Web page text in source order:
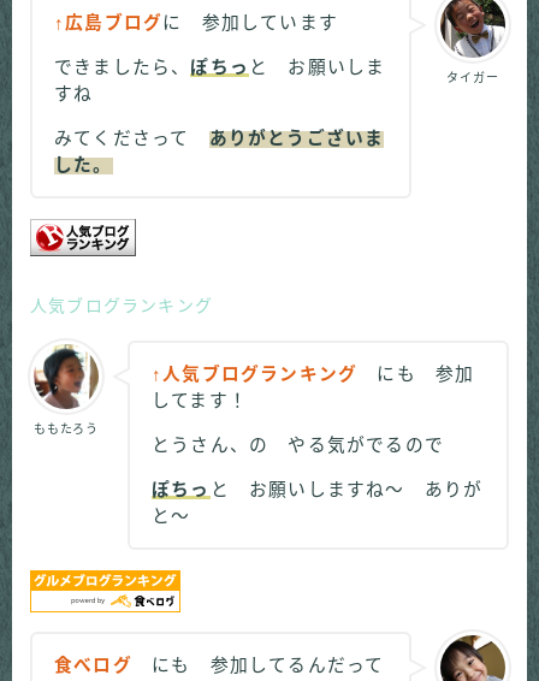
タイガー
↑広島ブログに 参加しています
できましたら、 ぽちっ と お願いしま
すね
みてくださって ありがとうございま
した。
人気ブログランキング
ももたろう
↑人気ブログランキング
にも 参加
してます！
とうさん、の やる気がでるので
ぽちっ と お願いしますね～ ありが
と～
食べログ
にも 参加してるんだって